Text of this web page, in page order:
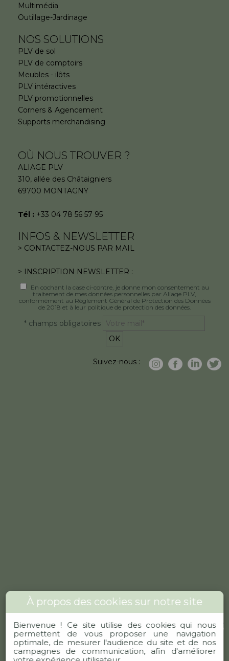
Multimédia
Outillage-Jardinage
NOS SOLUTIONS
PLV de sol
PLV de comptoirs
Meubles - ilôts
PLV intéractives
PLV promotionnelles
Corners & Agencement
Supports merchandising
OÙ NOUS TROUVER ?
ALIAGE PLV
310, allée des Châtaigniers
69700 MONTAGNY
Tél : +33 04 78 56 57 95
INFOS & NEWSLETTER
> CONTACTEZ-NOUS PAR MAIL
> INSCRIPTION NEWSLETTER :
En cochant la case ci-contre, je donne mon consentement au
traitement de mes données personnelles par Aliage PLV,
conformément au Règlement Général de Protection des Données
de 2018 et à leur politique de protection des données.
* champs obligatoires
Suivez-nous :
À propos des cookies sur notre site
Bienvenue ! Ce site utilise des cookies qui nous
permettent de vous proposer une navigation
optimale, de mesurer l'audience du site et de nos
campagnes de communication, afin d'améliorer